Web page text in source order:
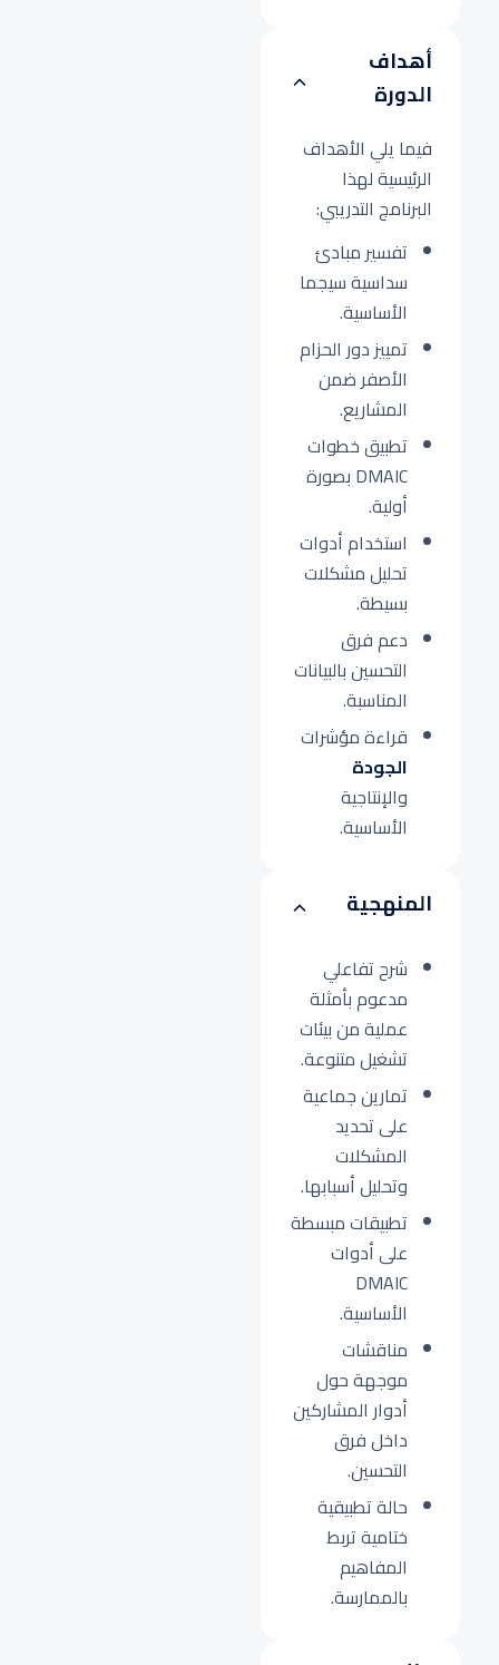
أهداف
الدورة
فيما يلي الأهداف
الرئيسية لهذا
البرنامج التدريبي:
تفسير مبادئ
سداسية سيجما
الأساسية.
تمييز دور الحزام
الأصفر ضمن
المشاريع.
تطبيق خطوات
DMAIC بصورة
أولية.
استخدام أدوات
تحليل مشكلات
بسيطة.
دعم فرق
التحسين بالبيانات
المناسبة.
قراءة مؤشرات
الجودة
والإنتاجية
الأساسية.
المنهجية
شرح تفاعلي
مدعوم بأمثلة
عملية من بيئات
تشغيل متنوعة.
تمارين جماعية
على تحديد
المشكلات
وتحليل أسبابها.
تطبيقات مبسطة
على أدوات
DMAIC
الأساسية.
مناقشات
موجهة حول
أدوار المشاركين
داخل فرق
التحسين.
حالة تطبيقية
ختامية تربط
المفاهيم
بالممارسة.